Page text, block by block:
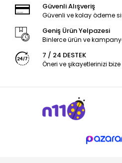
Güvenli Alışveriş
Güvenli ve kolay ödeme
Geniş Ürün Yelpazesi
Binlerce ürün ve
7 / 24 DESTEK
Öneri ve şikayetlerinizi